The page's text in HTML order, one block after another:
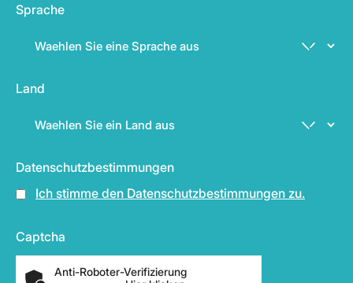
Sprache
Land
Datenschutzbestimmungen
Ich stimme den Datenschutzbestimmungen zu.
Captcha
Anti-Roboter-Verifizierung